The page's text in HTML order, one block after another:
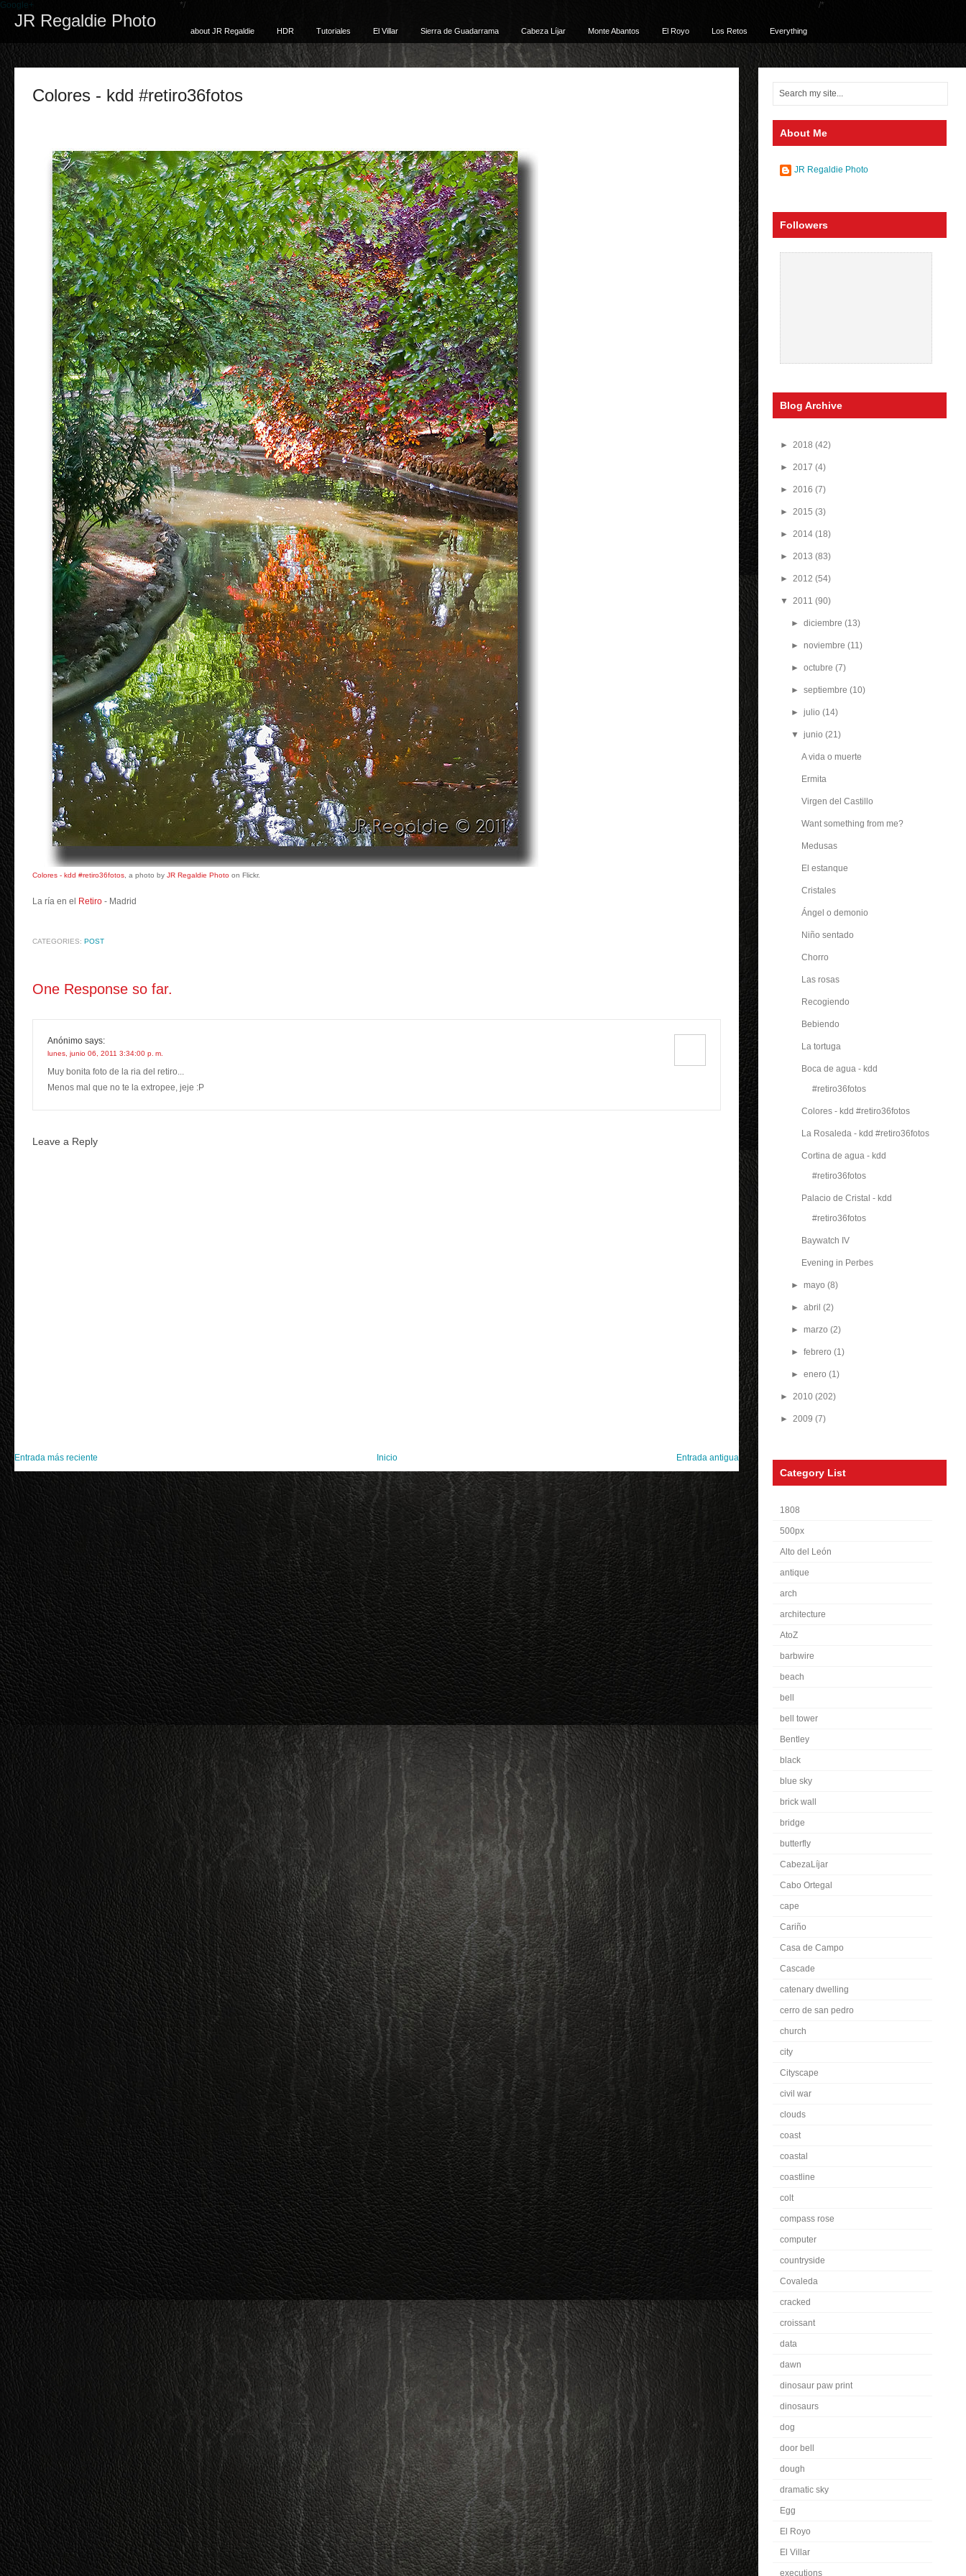
Google+
JR Regaldie Photo
/*
*/
about JR Regaldie HDR Tutoriales El Villar Sierra de Guadarrama Cabeza Líjar Monte Abantos El Royo Los Retos Everything
Colores - kdd #retiro36fotos
Colores - kdd #retiro36fotos , a photo by JR Regaldie Photo on Flickr.
La ría en el Retiro - Madrid
CATEGORIES: POST
One Response so far.
Anónimo says:
lunes, junio 06, 2011 3:34:00 p. m.
Muy bonita foto de la ria del retiro...
Menos mal que no te la extropee, jeje :P
Leave a Reply
Entrada más reciente Entrada antigua
Inicio
About Me
JR Regaldie Photo
Followers
Blog Archive
►2018(42)
►2017(4)
►2016(7)
►2015(3)
►2014(18)
►2013(83)
►2012(54)
▼2011(90)
► diciembre (13)
► noviembre (11)
► octubre (7)
► septiembre (10)
► julio (14)
▼ junio (21)
A vida o muerte
Ermita
Virgen del Castillo
Want something from me?
Medusas
El estanque
Cristales
Ángel o demonio
Niño sentado
Chorro
Las rosas
Recogiendo
Bebiendo
La tortuga
Boca de agua - kdd
#retiro36fotos
Colores - kdd #retiro36fotos
La Rosaleda - kdd #retiro36fotos
Cortina de agua - kdd
#retiro36fotos
Palacio de Cristal - kdd
#retiro36fotos
Baywatch IV
Evening in Perbes
► mayo (8)
► abril (2)
► marzo (2)
► febrero (1)
► enero (1)
►2010(202)
►2009(7)
Category List
1808
500px
Alto del León
antique
arch
architecture
AtoZ
barbwire
beach
bell
bell tower
Bentley
black
blue sky
brick wall
bridge
butterfly
CabezaLíjar
Cabo Ortegal
cape
Cariño
Casa de Campo
Cascade
catenary dwelling
cerro de san pedro
church
city
Cityscape
civil war
clouds
coast
coastal
coastline
colt
compass rose
computer
countryside
Covaleda
cracked
croissant
data
dawn
dinosaur paw print
dinosaurs
dog
door bell
dough
dramatic sky
Egg
El Royo
El Villar
executions